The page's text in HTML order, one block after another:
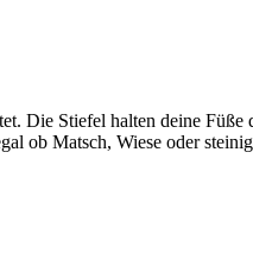
Die Stiefel halten deine
ob Matsch, Wiese oder